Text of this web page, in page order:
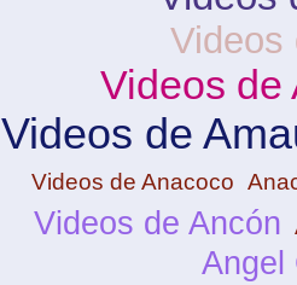
Videos
Videos de
Videos de
Videos de Anacoco
Videos de Ancón
Angel